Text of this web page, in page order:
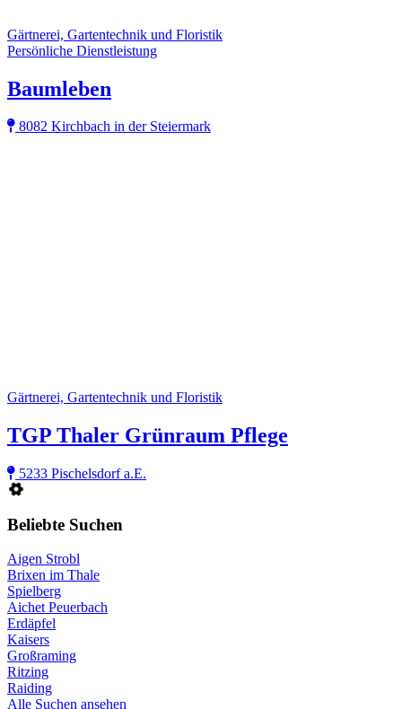
Gärtnerei, Gartentechnik und Floristik
Persönliche Dienstleistung
Baumleben
8082 Kirchbach in der Steiermark
Gärtnerei, Gartentechnik und Floristik
TGP Thaler Grünraum Pflege
5233 Pischelsdorf a.E.
Beliebte Suchen
Aigen Strobl
Brixen im Thale
Spielberg
Aichet Peuerbach
Erdäpfel
Kaisers
Großraming
Ritzing
Raiding
Alle Suchen ansehen